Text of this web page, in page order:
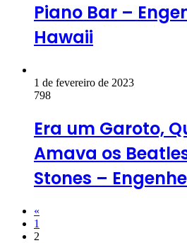
Piano Bar –
Hawaii
1 de fevereiro de 2023
798
Era um Garoto,
Amava os
Stones –
«
1
2